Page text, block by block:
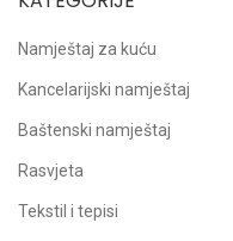
Namještaj za kuću
Kancelarijski namještaj
Baštenski namještaj
Rasvjeta
Tekstil i tepisi